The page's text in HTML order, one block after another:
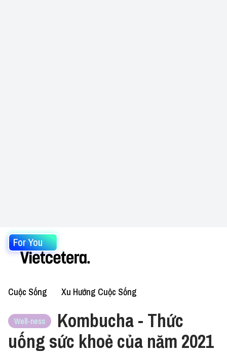
For You
Cuộc Sống Xu Hướng Cuộc Sống
Well-ness
Kombucha - Thức
uống sức khoẻ của năm 2021